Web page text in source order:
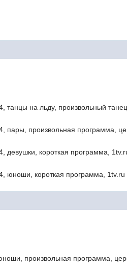
на льду, произвольный
пары, произвольная программа,
девушки, короткая программа,
юноши, короткая программа, 1tv.ru
произвольная программа,